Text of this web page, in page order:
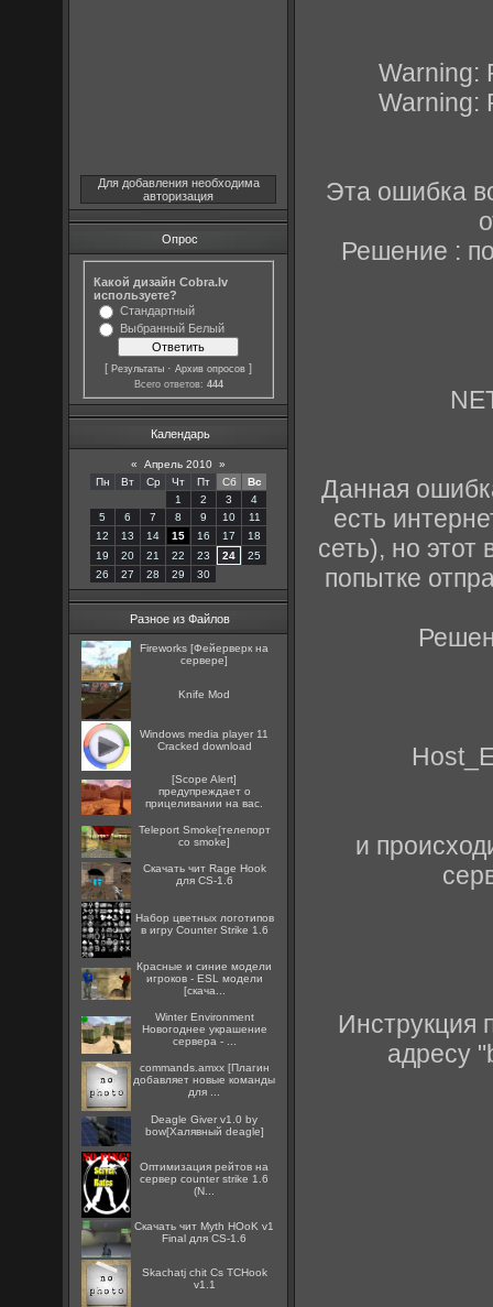
Для добавления необходима
авторизация
Опрос
Какой дизайн Cobra.lv
используете?
Стандартный
Выбранный Белый
[Результаты ·Архив опросов ]
Всего ответов: 444
Календарь
« Апрель 2010 »
Пн
Вт Ср Чт Пт Сб
Вс
1
2 3
4
5
6 7 8 9 10
11
12
13 14 15 16 17
18
19
20 21 22 23 24
25
26
27 28 29 30
Разное из Файлов
Fireworks [Фейерверк на
сервере]
Knife Mod
Windows media player 11
Cracked download
[Scope Alert]
предупреждает о
прицеливании на вас.
Teleport Smoke[телепорт
со smoke]
Скачать чит Rage Hook
для CS-1.6
Набор цветных логотипов
в игру Counter Strike 1.6
Красные и синие модели
игроков - ESL модели
[скача...
Winter Environment
Новогоднее украшение
сервера - ...
commands.amxx [Плагин
добавляет новые команды
для ...
Deagle Giver v1.0 by
bow[Халявный deagle]
Оптимизация рейтов на
сервер counter strike 1.6
(N...
Скачать чит Myth HОоK v1
Final для CS-1.6
Skachatj chit Cs TCHook
v1.1
Warning:
Warning:
Эта ошибка
Решение :
Данная
есть
сеть), но этот
попытке
и
Инструкция
адресу